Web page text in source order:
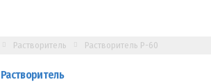
Растворитель Растворитель Р-60
Растворитель